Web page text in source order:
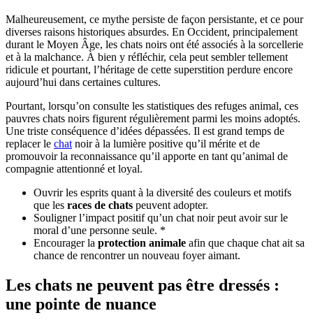
Malheureusement, ce mythe persiste de façon persistante, et ce pour
diverses raisons historiques absurdes. En Occident, principalement
durant le Moyen Âge, les chats noirs ont été associés à la sorcellerie
et à la malchance. À bien y réfléchir, cela peut sembler tellement
ridicule et pourtant, l’héritage de cette superstition perdure encore
aujourd’hui dans certaines cultures.
Pourtant, lorsqu’on consulte les statistiques des refuges animal, ces
pauvres chats noirs figurent régulièrement parmi les moins adoptés.
Une triste conséquence d’idées dépassées. Il est grand temps de
replacer le chat noir à la lumière positive qu’il mérite et de
promouvoir la reconnaissance qu’il apporte en tant qu’animal de
compagnie attentionné et loyal.
Ouvrir les esprits quant à la diversité des couleurs et motifs
que les races de chats peuvent adopter.
Souligner l’impact positif qu’un chat noir peut avoir sur le
moral d’une personne seule. *
Encourager la protection animale afin que chaque chat ait sa
chance de rencontrer un nouveau foyer aimant.
Les chats ne peuvent pas être dressés :
une pointe de nuance